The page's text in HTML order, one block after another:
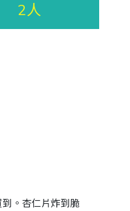
2人
。杏仁片炸到脆